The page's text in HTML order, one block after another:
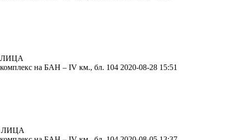
на БАН – IV км., бл. 104 2020-08-28 15:51